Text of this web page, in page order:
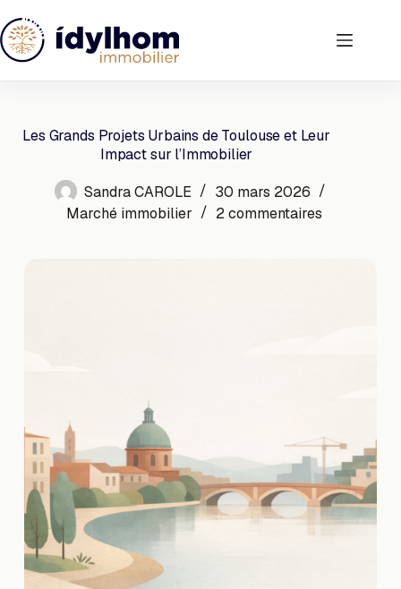
au
contenu
Les Grands Projets Urbains de Toulouse et Leur
Impact sur l’Immobilier
Sandra CAROLE
30 mars 2026
Marché immobilier
2 commentaires